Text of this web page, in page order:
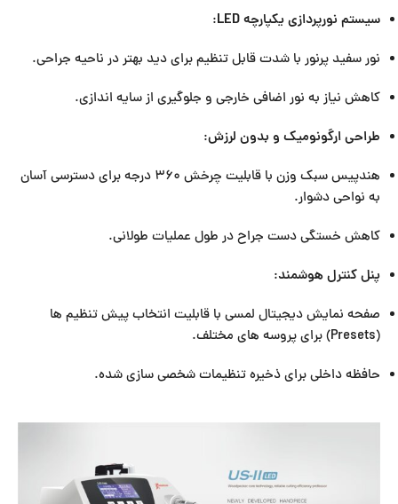
سیستم نورپردازی یکپارچه LED
:
نور سفید پرنور با شدت قابل تنظیم برای دید بهتر در ناحیه جراحی.
کاهش نیاز به نور اضافی خارجی و جلوگیری از سایه اندازی.
طراحی ارگونومیک و بدون لرزش:
هندپیس سبک وزن با قابلیت چرخش ۳۶۰ درجه برای دسترسی آسان
به نواحی دشوار.
کاهش خستگی دست جراح در طول عملیات طولانی.
پنل کنترل هوشمند:
صفحه نمایش دیجیتال لمسی با قابلیت انتخاب پیش تنظیم ها
(Presets) برای پروسه های مختلف.
حافظه داخلی برای ذخیره تنظیمات شخصی سازی شده.